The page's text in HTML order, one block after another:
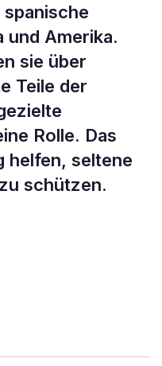
und Amerika.
sie über
Teile der
Rolle. Das
helfen, seltene
schützen.